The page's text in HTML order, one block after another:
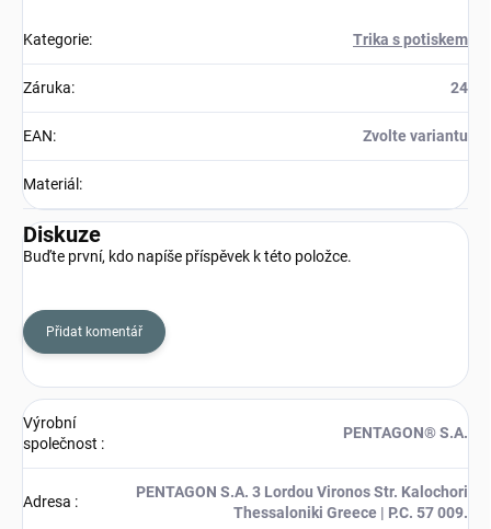
Kategorie: Trika s potiskem
Záruka: 24
EAN: Zvolte variantu
Materiál :
Diskuze
Buďte první, kdo napíše příspěvek k této položce.
Přidat komentář
Výrobní
společnost :
PENTAGON® S.A.
Adresa :
PENTAGON S.A. 3 Lordou Vironos Str. Kalochori
Thessaloniki Greece | P.C. 57 009.